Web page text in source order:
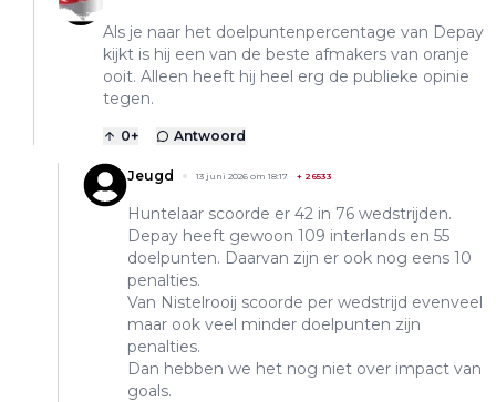
Als je naar het doelpuntenpercentage van Depay
kijkt is hij een van de beste afmakers van oranje
ooit. Alleen heeft hij heel erg de publieke opinie
tegen.
0+ Antwoord
Jeugd 13 juni 2026 om 18:17 + 26533
Huntelaar scoorde er 42 in 76 wedstrijden.
Depay heeft gewoon 109 interlands en 55
doelpunten. Daarvan zijn er ook nog eens 10
penalties.
Van Nistelrooij scoorde per wedstrijd evenveel
maar ook veel minder doelpunten zijn
penalties.
Dan hebben we het nog niet over impact van
goals.